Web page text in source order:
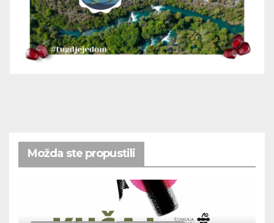
Možda ste propustili